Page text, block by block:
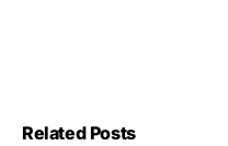
Related Posts